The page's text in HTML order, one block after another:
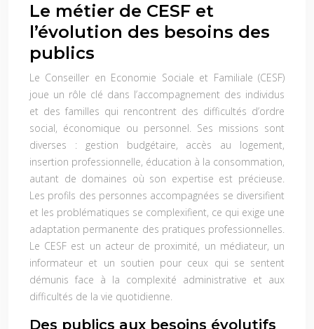
Le métier de CESF et
l’évolution des besoins des
publics
Le Conseiller en Economie Sociale et Familiale (CESF)
joue un rôle clé dans l’accompagnement des individus
et des familles qui rencontrent des difficultés d’ordre
social, économique ou personnel. Ses missions sont
diverses : gestion budgétaire, accès au logement,
insertion professionnelle, éducation à la consommation,
autant de domaines où son expertise est précieuse.
Les profils des personnes accompagnées se diversifient
et les problématiques se complexifient, ce qui exige une
adaptation permanente des pratiques professionnelles.
Le CESF est un acteur de proximité, un médiateur, un
informateur et un soutien pour ceux qui se sentent
démunis face à la complexité administrative et aux
difficultés de la vie quotidienne.
Des publics aux besoins évolutifs